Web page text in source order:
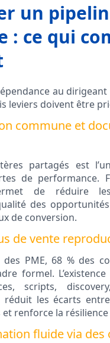
un
: ce qui
au
leviers doivent être
commune et
partagés est
de performance.
de réduire les
des
de conversion.
de vente
PME, 68 % des
formel. L’existence
scripts,
réduit les écarts
renforce la
fluide via des